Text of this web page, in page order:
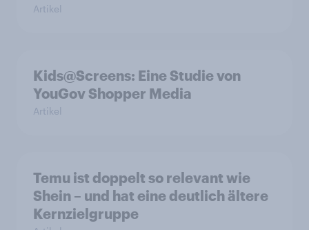
Artikel
Kids@Screens: Eine Studie von
YouGov Shopper Media
Artikel
Temu ist doppelt so relevant wie
Shein – und hat eine deutlich ältere
Kernzielgruppe